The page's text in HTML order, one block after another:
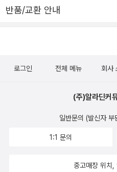
용 :'죽음은 생명을 끝내지만 관계
둔 스승이 들려주는 삶의 이야기
울림을 주고 있습니다.읽고 나면
연스럽게 돌아보게 됩니다.꽤 오
출판사 : 흐름출판추천 대상 : 삶의
였던 저자가 말기 암 판정을 받은
을 담담하게 바라보는 시선이 깊
는 분핵심 요약 : 삶은 시작과 끝
면 다 사라졌는데, 얼마 전에 고향
했습니다. 그래서 약소하지만 먼
으시겠지만 부디 형이 우에다 군
터 돈을 돌려주는 건 그만두고 대
만 생각을 다잡았습니다.
반품/교환 안내
로그인 전체 메뉴 회사
(주)알라딘커
일반문의 (발신자 부
1:1 문의
중고매장 위치,